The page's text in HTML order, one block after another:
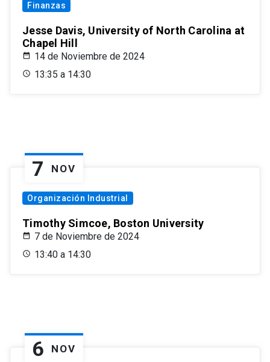
Finanzas
Jesse Davis, University of North Carolina at
Chapel Hill
14 de Noviembre de 2024
13:35 a 14:30
7 NOV
Organización Industrial
Timothy Simcoe, Boston University
7 de Noviembre de 2024
13:40 a 14:30
6 NOV